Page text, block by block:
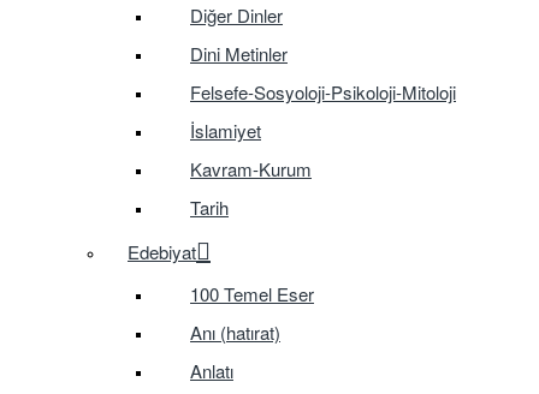
Diğer Dinler
Dini Metinler
Felsefe-Sosyoloji-Psikoloji-Mitoloji
İslamiyet
Kavram-Kurum
Tarih
Edebiyat
100 Temel Eser
Anı (hatırat)
Anlatı